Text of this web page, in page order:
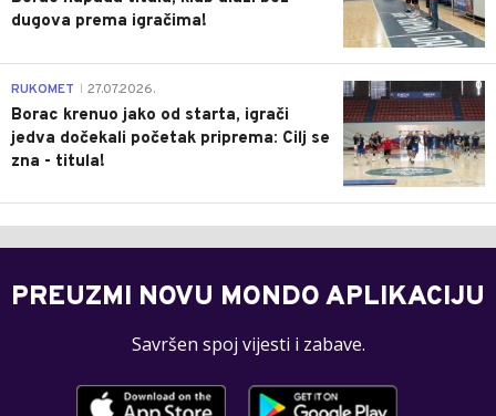
dugova prema igračima!
0
RUKOMET 27.07.2026.
Borac krenuo jako od starta, igrači
jedva dočekali početak priprema: Cilj se
zna - titula!
PREUZMI NOVU MONDO APLIKACIJU
Savršen spoj vijesti i zabave.